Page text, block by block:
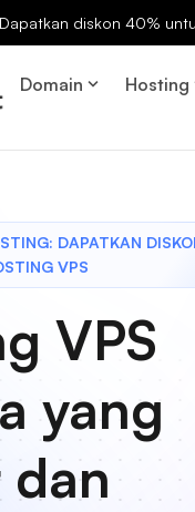
diskon 40%
Domain Hosting
DAPATKAN
VPS
VPS
yang
dan